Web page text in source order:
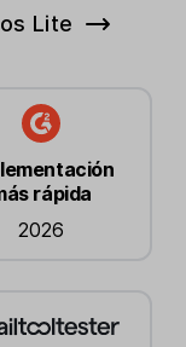
Lite
rápida
2026